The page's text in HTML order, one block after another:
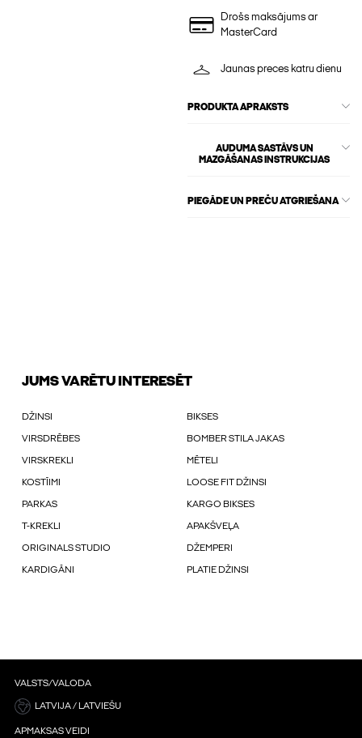
Drošs maksājums ar
MasterCard
Jaunas preces katru dienu
PRODUKTA APRAKSTS
AUDUMA SASTĀVS UN
MAZGĀŠANAS INSTRUKCIJAS
PIEGĀDE UN PREČU ATGRIEŠANA
JUMS VARĒTU INTERESĒT
DŽINSI BIKSES
VIRSDRĒBES BOMBER STILA JAKAS
VIRSKREKLI MĒTELI
KOSTĪIMI LOOSE FIT DŽINSI
PARKAS KARGO BIKSES
T-KREKLI APAKŠVEĻA
ORIGINALS STUDIO DŽEMPERI
KARDIGĀNI PLATIE DŽINSI
VALSTS/VALODA
LATVIJA / LATVIEŠU
APMAKSAS VEIDI